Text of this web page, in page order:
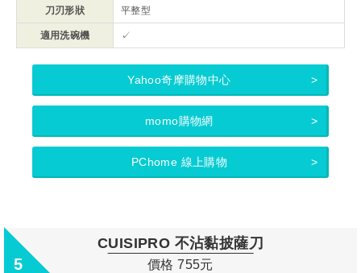
刀刃形狀 平整型
適用洗碗機 ✓
Yahoo奇摩購物中心
momo購物網
PChome 線上購物
5
CUISIPRO 不沾黏披薩刀
價格 755元